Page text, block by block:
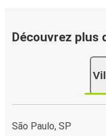
FlixBus représente le
abordables et de
depuis Uberaba.
Uberaba grâce aux
gratuit ou encore les
disposition. Et puis,
Quant aux bagages,
Découvrez plus
São Paulo, SP